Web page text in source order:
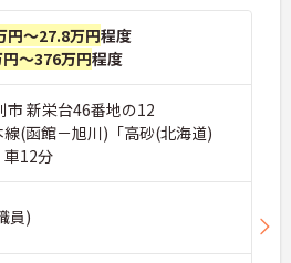
円～27.8万円程度
～376万円程度
市 新栄台46番地の12
線(函館－旭川)「高砂(北海道)
車12分
員)